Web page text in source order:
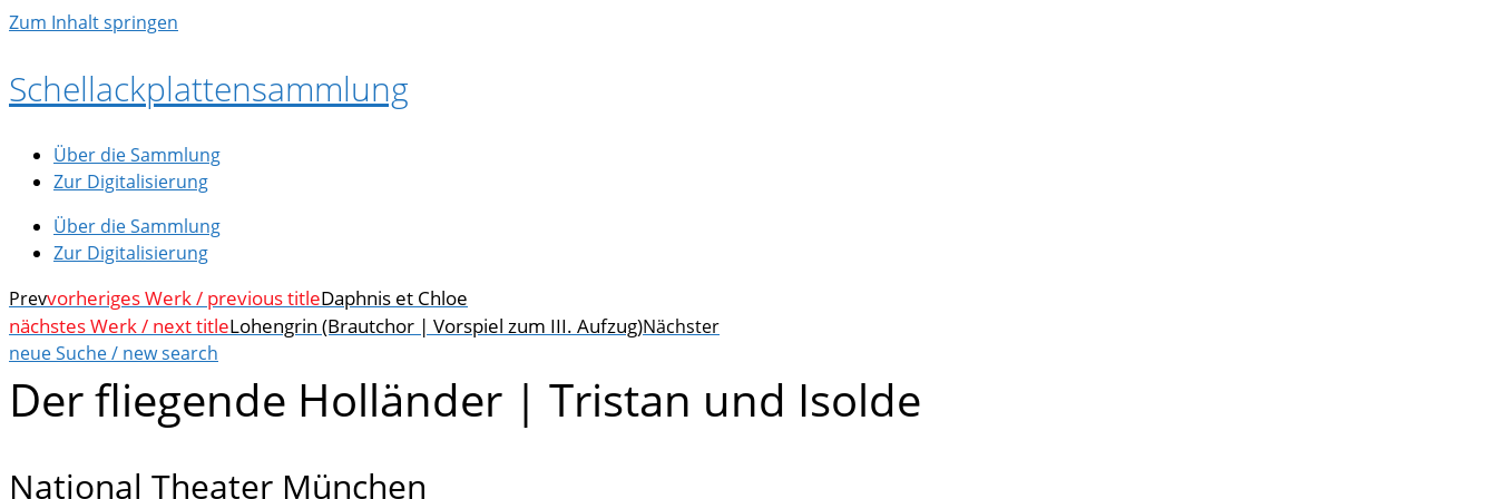
Zum Inhalt springen
Schellackplattensammlung
Über die Sammlung
Zur Digitalisierung
Über die Sammlung
Zur Digitalisierung
Prevvorheriges Werk / previous titleDaphnis et Chloe
nächstes Werk / next titleLohengrin (Brautchor | Vorspiel zum III. Aufzug)Nächster
neue Suche / new search
Der fliegende Holländer | Tristan und Isolde
National Theater München